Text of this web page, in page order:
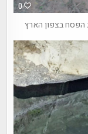
0
בצפון הארץ